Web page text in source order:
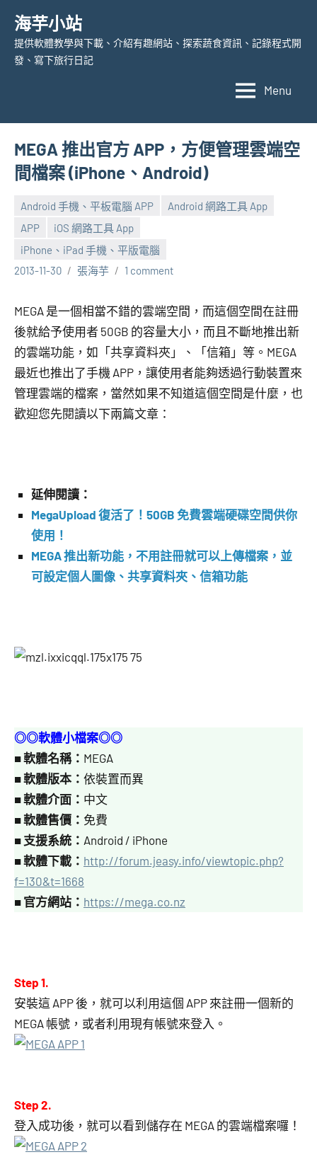
content
海芋小站
提供軟體教學與下載、介紹有趣網站、探索蔬食資訊、記錄程式開
發、寫下旅行日記
Menu
MEGA 推出官方 APP，方便管理雲端空
間檔案 (iPhone、Android)
Android 手機、平板電腦 APP
Android 網路工具 App
APP
iOS 網路工具 App
iPhone、iPad 手機、平版電腦
2013-11-30
張海芋 1 comment
MEGA 是一個相當不錯的雲端空間，而這個空間在註冊
後就給予使用者 50GB 的容量大小，而且不斷地推出新
的雲端功能，如「共享資料夾」、「信箱」等。MEGA
最近也推出了手機 APP，讓使用者能夠透過行動裝置來
管理雲端的檔案，當然如果不知道這個空間是什麼，也
歡迎您先閱讀以下兩篇文章：
延伸閱讀：
MegaUpload 復活了！50GB 免費雲端硬碟空間供你
使用！
MEGA 推出新功能，不用註冊就可以上傳檔案，並
可設定個人圖像、共享資料夾、信箱功能
◎◎軟體小檔案◎◎
■軟體名稱： MEGA
■軟體版本： 依裝置而異
■軟體介面： 中文
■軟體售價： 免費
■ 支援系統： Android / iPhone
■軟體下載： http://forum.jeasy.info/viewtopic.php?
f=130&t=1668
■ 官方網站： https://mega.co.nz
Step 1.
安裝這 APP 後，就可以利用這個 APP 來註冊一個新的
MEGA 帳號，或者利用現有帳號來登入。
Step 2.
登入成功後，就可以看到儲存在 MEGA 的雲端檔案囉！